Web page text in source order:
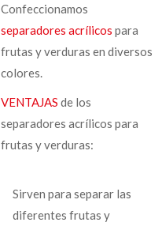
Confeccionamos
separadores acrílicos para
frutas y verduras en diversos
colores.
VENTAJAS de los
separadores acrílicos para
frutas y verduras:
Sirven para separar las
diferentes frutas y